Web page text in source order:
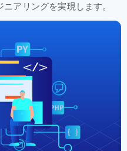
ニアリングを実現します。